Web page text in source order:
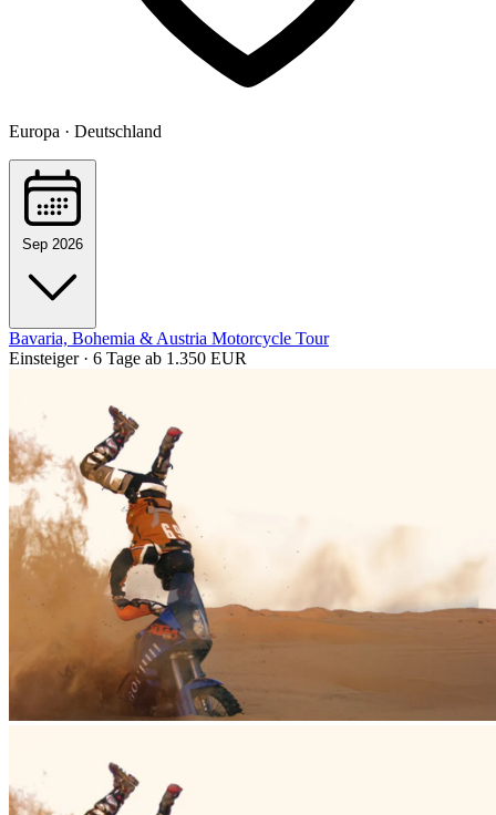
Europa · Deutschland
Sep 2026
Bavaria, Bohemia & Austria Motorcycle Tour
Einsteiger · 6 Tage ab 1.350 EUR